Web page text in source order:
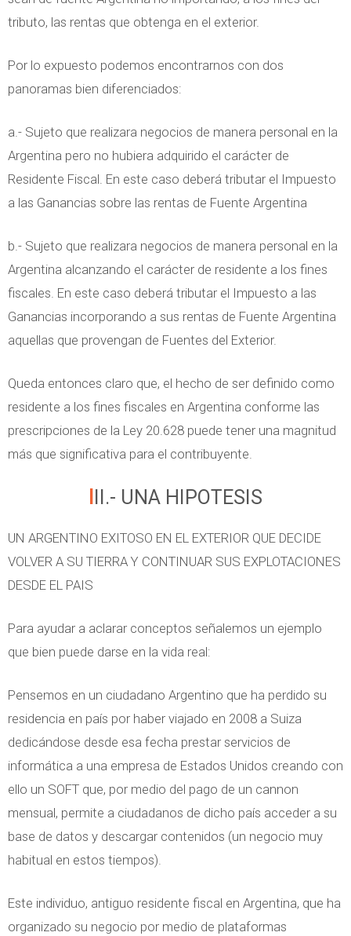
tributo, las rentas que obtenga en el exterior.
Por lo expuesto podemos encontrarnos con dos
panoramas bien diferenciados:
a.- Sujeto que realizara negocios de manera personal en la
Argentina pero no hubiera adquirido el carácter de
Residente Fiscal. En este caso deberá tributar el Impuesto
a las Ganancias sobre las rentas de Fuente Argentina
b.- Sujeto que realizara negocios de manera personal en la
Argentina alcanzando el carácter de residente a los fines
fiscales. En este caso deberá tributar el Impuesto a las
Ganancias incorporando a sus rentas de Fuente Argentina
aquellas que provengan de Fuentes del Exterior.
Queda entonces claro que, el hecho de ser definido como
residente a los fines fiscales en Argentina conforme las
prescripciones de la Ley 20.628 puede tener una magnitud
más que significativa para el contribuyente.
III.- UNA HIPOTESIS
UN ARGENTINO EXITOSO EN EL EXTERIOR QUE DECIDE
VOLVER A SU TIERRA Y CONTINUAR SUS EXPLOTACIONES
DESDE EL PAIS
Para ayudar a aclarar conceptos señalemos un ejemplo
que bien puede darse en la vida real:
Pensemos en un ciudadano Argentino que ha perdido su
residencia en país por haber viajado en 2008 a Suiza
dedicándose desde esa fecha prestar servicios de
informática a una empresa de Estados Unidos creando con
ello un SOFT que, por medio del pago de un cannon
mensual, permite a ciudadanos de dicho país acceder a su
base de datos y descargar contenidos (un negocio muy
habitual en estos tiempos).
Este individuo, antiguo residente fiscal en Argentina, que ha
organizado su negocio por medio de plataformas